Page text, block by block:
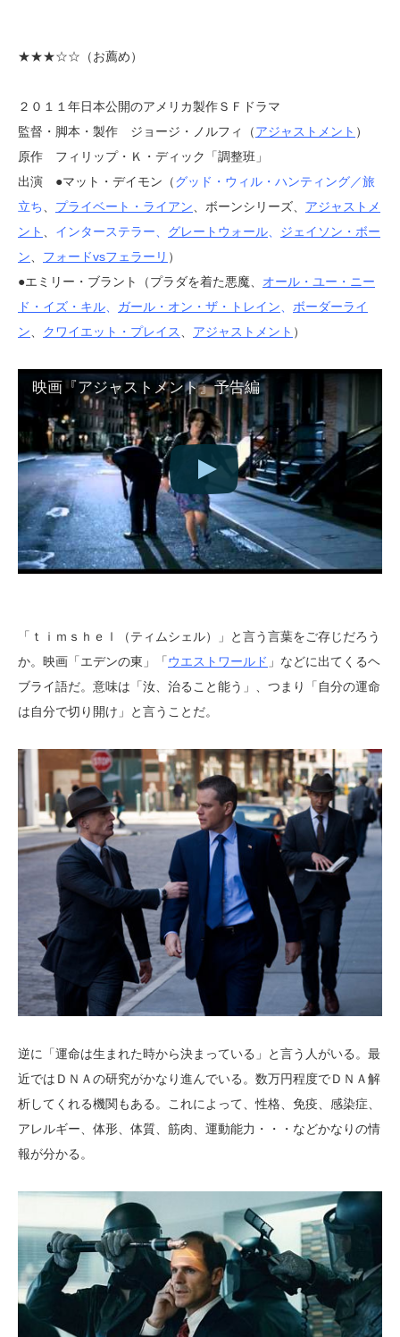
★★★☆☆（お薦め）
２０１１年日本公開のアメリカ製作ＳＦドラマ
監督・脚本・製作 ジョージ・ノルフィ（アジャストメント ）
原作 フィリップ・Ｋ・ディック「調整班」
出演 ●マット・デイモン（グッド・ウィル・ハンティング／旅
立ち
プライベート・ライアン 、ボーンシリーズ、 アジャストメ
ント
インターステラー グレートウォール
ジェイソン・ボー
ン
フォードvsフェラーリ ）
●エミリー・ブラント（プラダを着た悪魔、 オール・ユー・ニー
ド・イズ・キル
ガール・オン・ザ・トレイン
ボーダーライ
ン
クワイエット・プレイス アジャストメント ）
映画『アジャストメント』予告編
「ｔｉｍｓｈｅｌ（ティムシェル）」と言う言葉をご存じだろう
か。映画「エデンの東」「ウエストワールド 」などに出てくるヘ
ブライ語だ。意味は「汝、治ること能う」、つまり「自分の運命
は自分で切り開け」と言うことだ。
逆に「運命は生まれた時から決まっている」と言う人がいる。最
近ではＤＮＡの研究がかなり進んでいる。数万円程度でＤＮＡ解
析してくれる機関もある。これによって、性格、免疫、感染症、
アレルギー、体形、体質、筋肉、運動能力・・・などかなりの情
報が分かる。